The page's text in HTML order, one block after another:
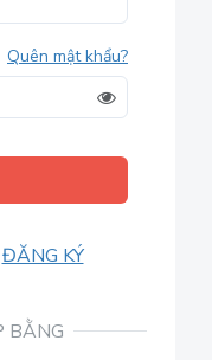
Quên mật khẩu?
ĐĂNG KÝ
BẰNG